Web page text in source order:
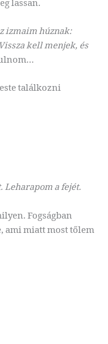
izmaim húznak:
kell menjek, és
találkozni
Leharapom a fejét.
Fogságban
ami miatt most tőlem